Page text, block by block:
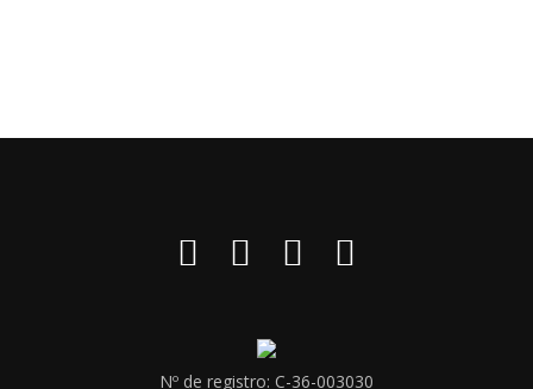
Nº de registro: C-36-003030